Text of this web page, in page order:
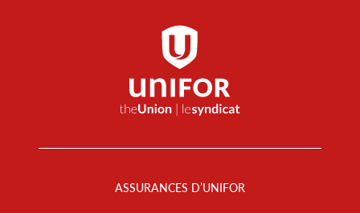
ASSURANCES D’UNIFOR